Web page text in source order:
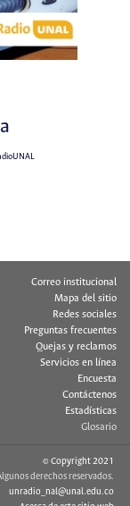
Correo institucional
Mapa del sitio
Redes sociales
Preguntas frecuentes
Quejas y reclamos
Servicios en línea
Encuesta
Contáctenos
Estadísticas
Glosario
© Copyright 2021
derechos reservados.
unradio_nal@unal.edu.co